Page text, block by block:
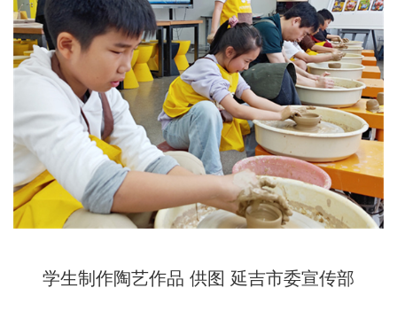
学生制作陶艺作品 供图 延吉市委宣传部